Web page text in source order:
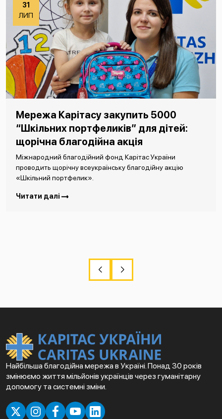
31
ЛИП
Мережа Карітасу закупить 5000
“Шкільних портфеликів” для дітей:
щорічна благодійна акція
Міжнародний благодійний фонд Карітас України
проводить щорічну всеукраїнську благодійну акцію
«Шкільний портфелик».
Читати далі
Найбільша благодійна мережа в Україні. Понад 30 років
змінюємо життя мільйонів українців через гуманітарну
допомогу та системні зміни.